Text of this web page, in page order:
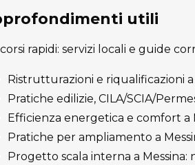
utili
rapidi: servizi locali e guide
Ristrutturazioni e riqualificazioni a
Pratiche edilizie, CILA/SCIA/
Efficienza energetica e comfort a
Pratiche per ampliamento a
Progetto scala interna a Messina: